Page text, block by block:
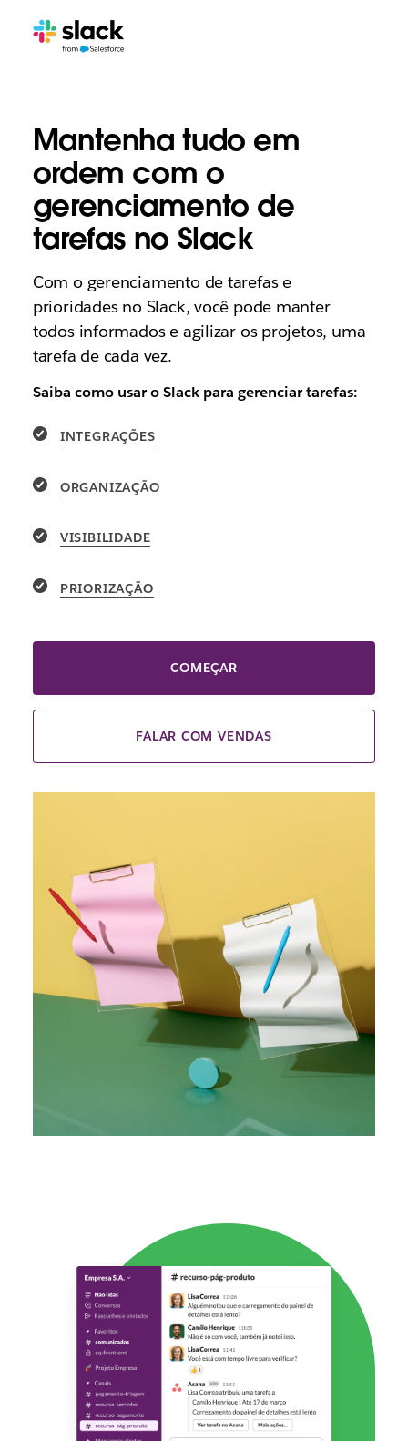
Mantenha tudo em
ordem com o
gerenciamento de
tarefas no Slack
Com o gerenciamento de tarefas e
prioridades no Slack, você pode manter
todos informados e agilizar os projetos, uma
tarefa de cada vez.
Saiba como usar o Slack para gerenciar tarefas:
INTEGRAÇÕES
ORGANIZAÇÃO
VISIBILIDADE
PRIORIZAÇÃO
COMEÇAR
FALAR COM VENDAS